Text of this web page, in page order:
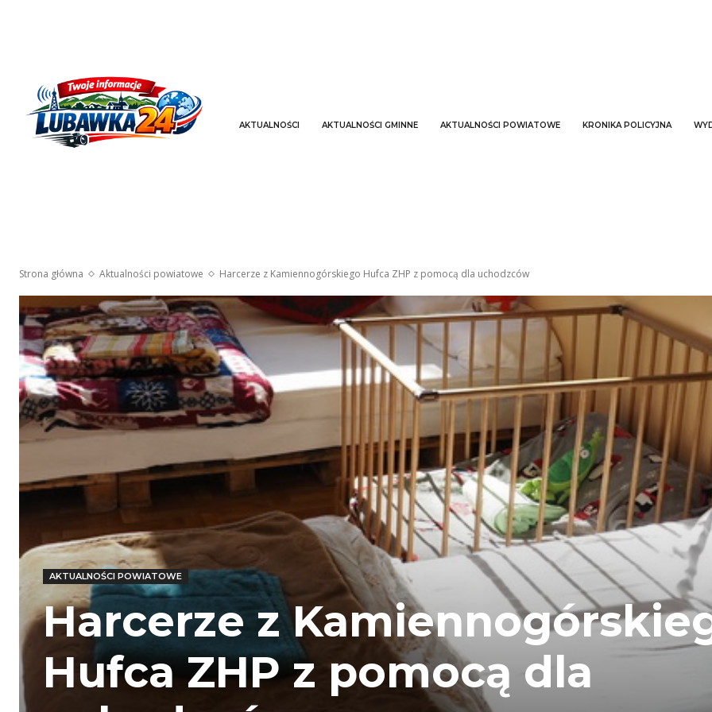
AKTUALNOŚCI AKTUALNOŚCI GMINNE AKTUALNOŚCI POWIATOWE KRONIKA POLICYJNA
Strona główna Aktualności powiatowe Harcerze z Kamiennogórskiego Hufca ZHP z pomocą dla uchodzców
AKTUALNOŚCI POWIATOWE
Harcerze z
Hufca ZHP z pomocą dla